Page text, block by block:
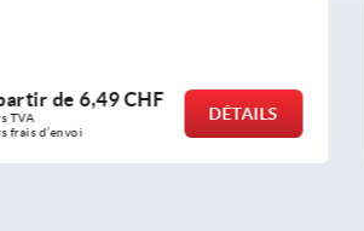
de 6,49 CHF
d’envoi
DÉTAILS